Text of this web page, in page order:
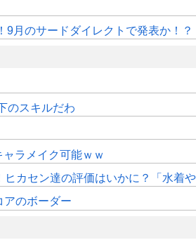
月のサードダイレクトで発表か！？
のスキルだわ
ラメイク可能ｗｗ
セン達の評価はいかに？「水着や浴
のボーダー